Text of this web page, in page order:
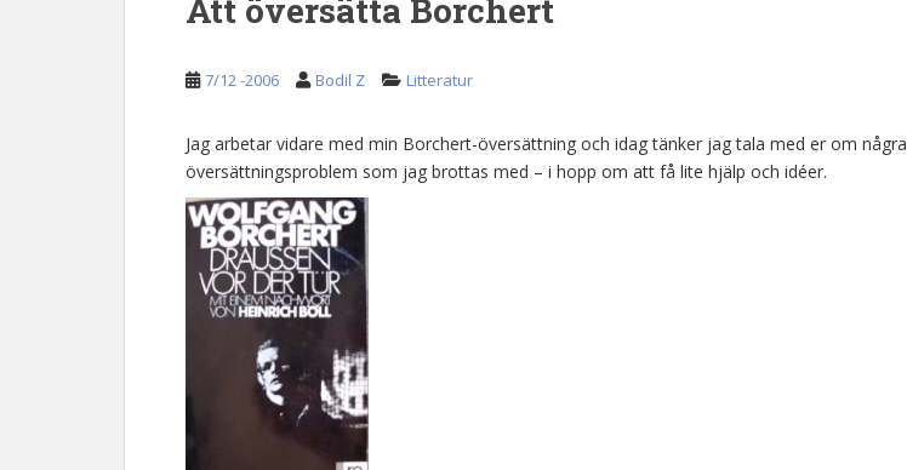
Att översätta Borchert
7/12 -2006 Bodil Z Litteratur
Jag arbetar vidare med min Borchert-översättning och idag tänker jag tala med er om några
översättningsproblem som jag brottas med – i hopp om att få lite hjälp och idéer.